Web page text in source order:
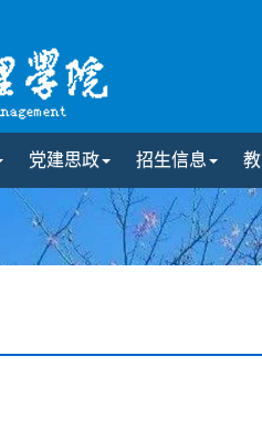
党建思政 招生信息